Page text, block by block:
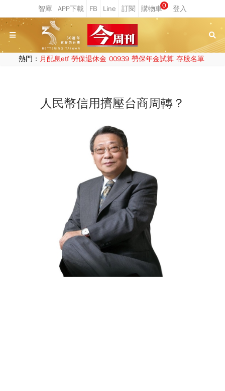
0
熱門： 月配息etf 勞保退休金 00939 勞保年金試算 存股名單
人民幣信用擠壓台商周轉？